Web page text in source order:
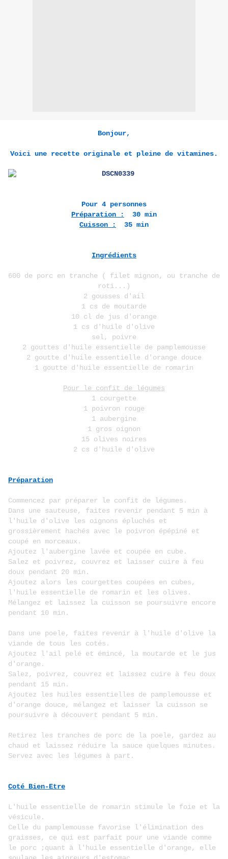
Bonjour,
Voici une recette originale et pleine de vitamines.
Pour 4 personnes
Préparation :
30 min
Cuisson :
35 min
Ingrédients
600 de porc en tranche ( filet mignon, ou tranche de
roti...)
2 gousses d'ail
1 cs de moutarde
10 cl de jus d'orange
1 cs d'huile d'olive
sel, poivre
2 gouttes d'huile essentielle de pamplemousse
2 goutte d'huile essentielle d'orange douce
1 goutte d'huile essentielle de romarin
Pour le confit de légumes
1 courgette
1 poivron rouge
1 aubergine
1 gros oignon
15 olives noires
2 cs d'huile d'olive
Préparation
Commencez par préparer le confit de légumes.
Dans une sauteuse, faites revenir pendant 5 min à
l'huile d'olive les oignons épluchés et
grossièrement hachés avec le poivron épépiné et
coupé en morceaux.
Ajoutez l'aubergine lavée et coupée en cube.
Salez et poivrez, couvrez et laisser cuire à feu
doux pendant 20 min.
Ajoutez alors les courgettes coupées en cubes,
l'huile essentielle de romarin et les olives.
Mélangez et laissez la cuisson se poursuivre encore
pendant 10 min.
Dans une poele, faites revenir à l'huile d'olive la
viande de tous les cotés.
Ajoutez l'ail pelé et émincé, la moutarde et le jus
d'orange.
Salez, poivrez, couvrez et laissez cuire à feu doux
pendant 15 min.
Ajoutez les huiles essentielles de pamplemousse et
d'orange douce, mélangez et laisser la cuisson se
poursuivre à découvert pendant 5 min.
Retirez les tranches de porc de la poele, gardez au
chaud et laissez réduire la sauce quelques minutes.
Servez avec les légumes à part.
Coté Bien-Etre
L'huile essentielle de romarin stimule le foie et la
vésicule.
Celle du pamplemousse favorise l'élimination des
graisses, ce qui est parfait pour une viande comme
le porc ;quant à l'huile essentielle d'orange, elle